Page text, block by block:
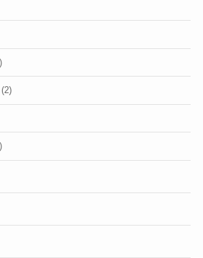
(2)